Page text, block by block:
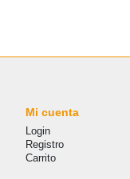
Mi cuenta
Login
Registro
Carrito